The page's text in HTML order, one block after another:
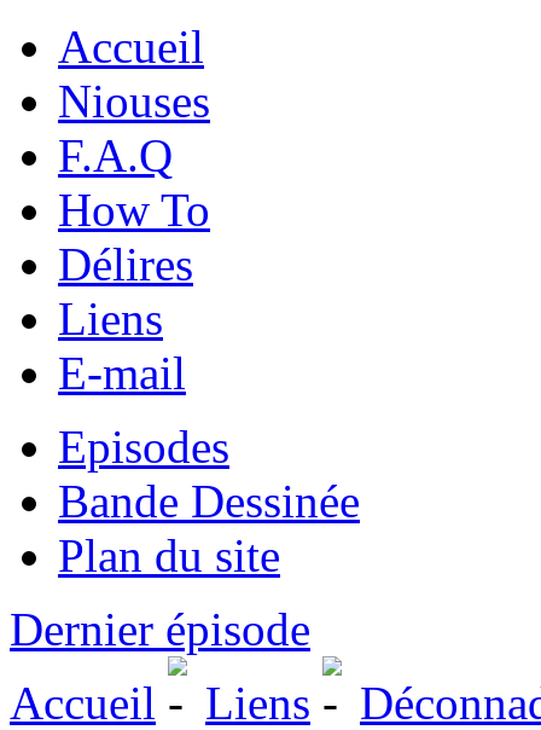
Accueil
Niouses
F.A.Q
How To
Délires
Liens
E-mail
Episodes
Bande Dessinée
Plan du site
Dernier épisode
Accueil
Liens